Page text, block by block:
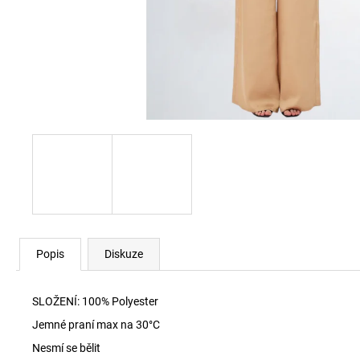
Popis Diskuze
SLOŽENÍ: 100% Polyester
Jemné praní max na 30°C
Nesmí se bělit